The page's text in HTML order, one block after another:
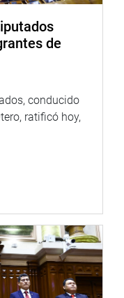
de
conducido
ratificó hoy,